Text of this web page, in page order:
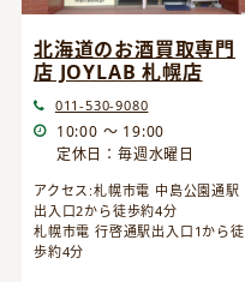
北海道のお酒買取専門
店 JOYLAB 札幌店
011-530-9080
10:00 ～ 19:00
定休日：毎週水曜日
アクセス:札幌市電 中島公園通駅
出入口2から徒歩約4分
札幌市電 行啓通駅出入口1から徒
歩約4分